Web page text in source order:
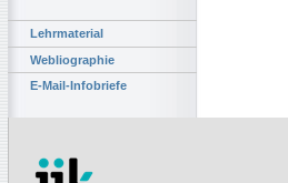
Lehrmaterial
Webliographie
E-Mail-Infobriefe